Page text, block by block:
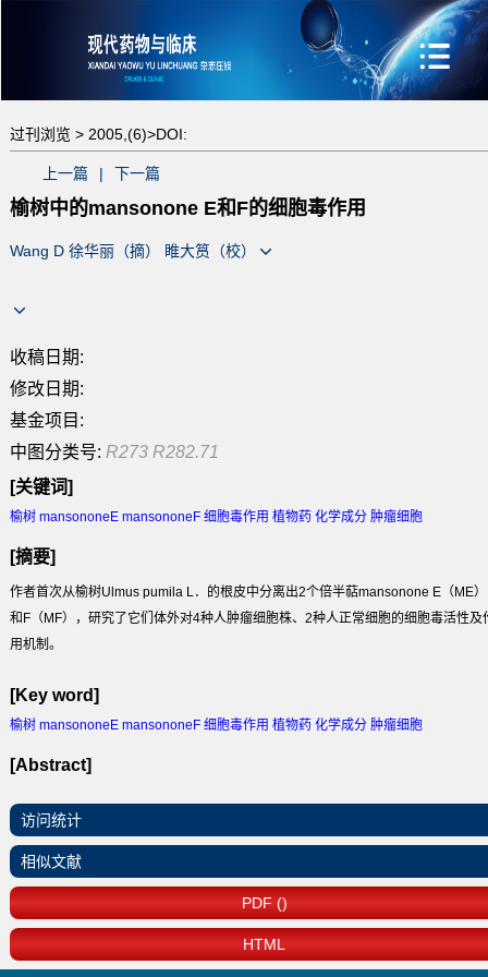
过刊浏览 > 2005,(6)>DOI:
上一篇 | 下一篇
榆树中的mansonone E和F的细胞毒作用
Wang D 徐华丽（摘） 睢大筼（校）
收稿日期:
修改日期:
基金项目:
中图分类号: R273 R282.71
[关键词]
榆树 mansononeE mansononeF 细胞毒作用 植物药 化学成分 肿瘤细胞
[摘要]
作者首次从榆树Ulmus pumila L．的根皮中分离出2个倍半萜mansonone E（ME）
和F（MF），研究了它们体外对4种人肿瘤细胞株、2种人正常细胞的细胞毒活性及
用机制。
[Key word]
榆树 mansononeE mansononeF 细胞毒作用 植物药 化学成分 肿瘤细胞
[Abstract]
访问统计
相似文献
PDF ()
HTML